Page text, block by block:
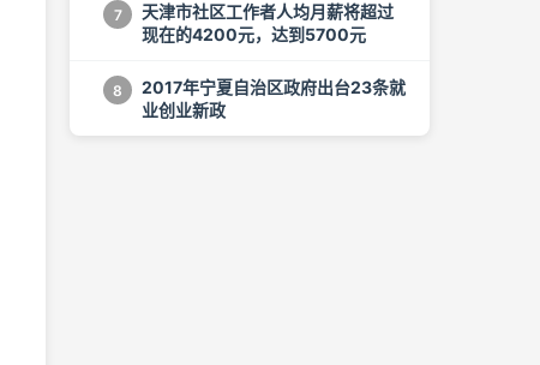
7
天津市社区工作者人均月薪将超过
现在的4200元，达到5700元
8
2017年宁夏自治区政府出台23条就
业创业新政